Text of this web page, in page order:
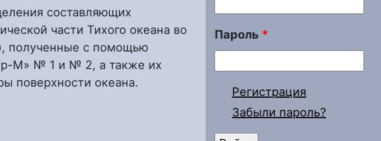
составляющих
части Тихого океана во
полученные с помощью
М» № 1 и № 2, а также их
поверхности океана.
Пароль *
Регистрация
Забыли пароль?